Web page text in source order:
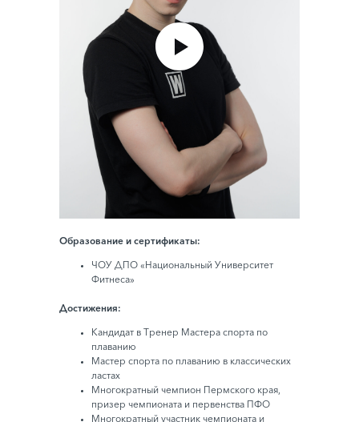
Образование и сертификаты:
ЧОУ ДПО «Национальный Университет
Фитнеса»
Достижения:
Кандидат в Тренер Мастера спорта по
плаванию
Мастер спорта по плаванию в классических
ластах
Многократный чемпион Пермского края,
призер чемпионата и первенства ПФО
Многократный участник чемпионата и